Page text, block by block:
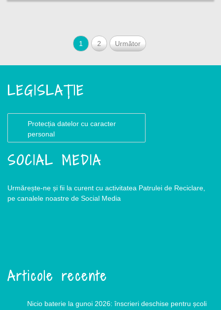
1 2 Următor
LEGISLAȚIE
Protecția datelor cu caracter
personal
SOCIAL MEDIA
Urmărește-ne și fii la curent cu activitatea Patrulei de Reciclare,
pe canalele noastre de Social Media
Articole recente
Nicio baterie la gunoi 2026: înscrieri deschise pentru școli